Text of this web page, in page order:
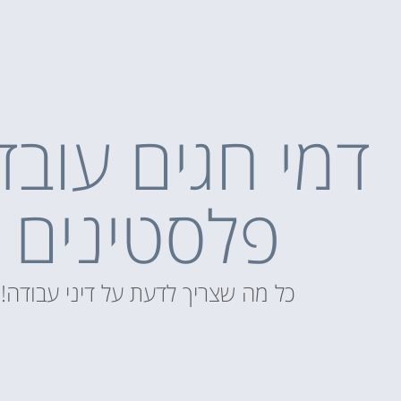
דמי חגים
פלסטינים
כל מה שצריך לדעת על דיני עבודה!